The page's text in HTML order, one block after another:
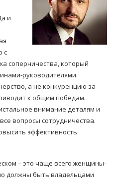
и
с
соперничества, который
руководителями.
а не конкуренцию за
к общим победам.
внимание деталям и
вопросы сотрудничества.
эффективность
– это чаще всего женщины-
должны быть владельцами